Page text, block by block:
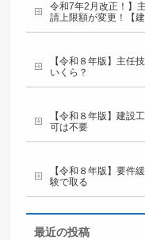
令和7年2月改正！】
請上限額が変更！【建
【令和８年版】主任
いくら？
【令和８年版】建設
可は不要
【令和８年版】要件
験で取る
最近の投稿